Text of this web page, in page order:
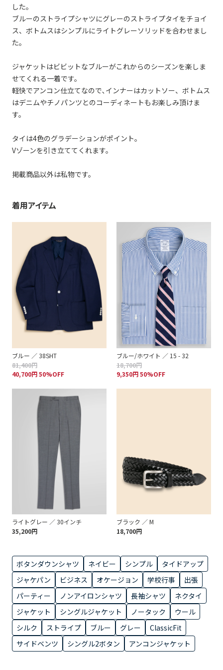
した。
ブルーのストライプシャツにグレーのストライプタイをチョイ
ス、ボトムスはシンプルにライトグレーソリッドを合わせまし
た。
ジャケットはビビットなブルーがこれからのシーズンを楽しま
せてくれる一着です。
軽快でアンコン仕立てなので､インナーはカットソー、ボトムス
はデニムやチノパンツとのコーディネートもお楽しみ頂けま
す。
タイは4色のグラデーションがポイント。
Vゾーンを引き立ててくれます。
掲載商品以外は私物です。
着用アイテム
ブルー ／ 38SHT
81,400円
40,700円 50%OFF
ブルー/ホワイト ／ 15 - 32
18,700円
9,350円 50%OFF
ライトグレー ／ 30インチ
35,200円
ブラック ／ M
18,700円
ボタンダウンシャツ ネイビー シンプル
タイドアップ
ジャケパン
ビジネス オケージョン 学校行事
出張
パーティー
ノンアイロンシャツ 長袖シャツ
ネクタイ
ジャケット
シングルジャケット ノータック
ウール
シルク
ストライプ ブルー グレー
ClassicFit
サイドベンツ
シングル2ボタン アンコンジャケット